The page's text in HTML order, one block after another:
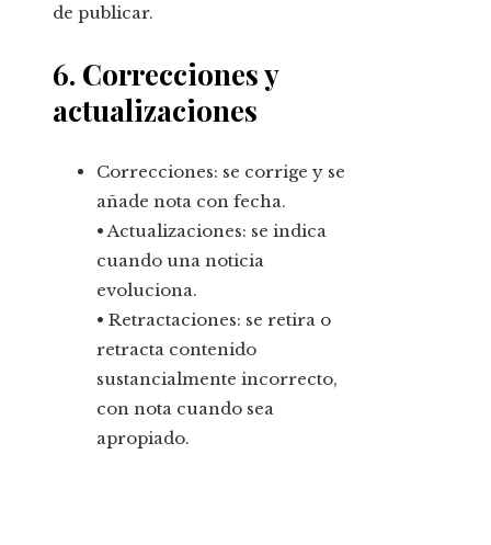
de publicar.
6. Correcciones y
actualizaciones
Correcciones: se corrige y se
añade nota con fecha.
• Actualizaciones: se indica
cuando una noticia
evoluciona.
• Retractaciones: se retira o
retracta contenido
sustancialmente incorrecto,
con nota cuando sea
apropiado.